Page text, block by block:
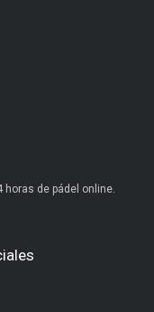
horas de pádel online.